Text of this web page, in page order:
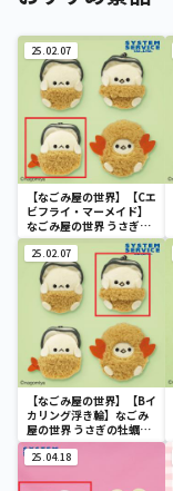
25.02.07
【なごみ屋の世界】【Cエ
ビフライ・マーメイド】
なごみ屋の世界 うさぎの
牡蠣ちゃんマスコットキ
ーチェーン
25.02.07
【なごみ屋の世界】【Bイ
カリング浮き輪】なごみ
屋の世界 うさぎの牡蠣ち
ゃんマスコットキーチェ
ーン
25.04.18